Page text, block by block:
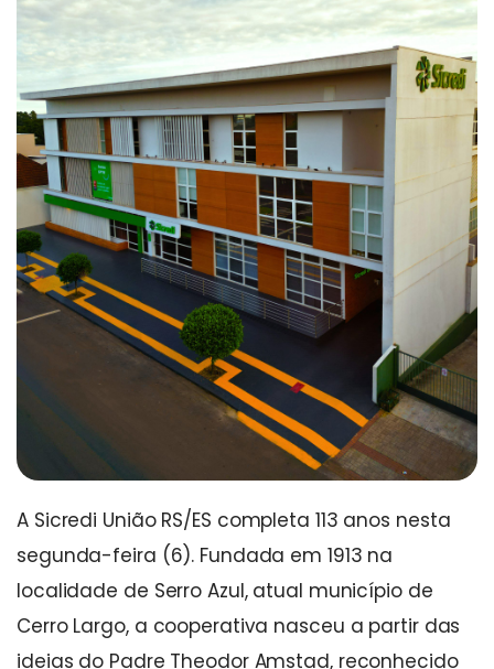
A Sicredi União RS/ES completa 113 anos nesta
segunda-feira (6). Fundada em 1913 na
localidade de Serro Azul, atual município de
Cerro Largo, a cooperativa nasceu a partir das
ideias do Padre Theodor Amstad, reconhecido